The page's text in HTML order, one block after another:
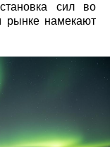
сил во
рынке намекают